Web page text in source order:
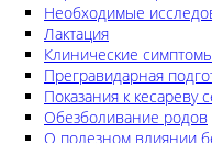
Необходимые
Лактация
Клинические симптомы
Прегравидарная
Показания к кесареву
Обезболивание родов
О полезном влиянии